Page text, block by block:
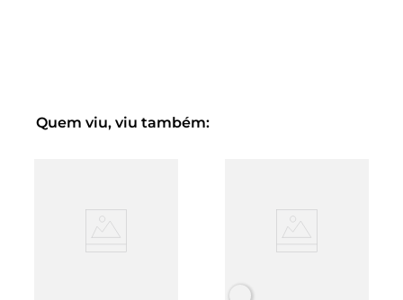
Quem viu, viu também: